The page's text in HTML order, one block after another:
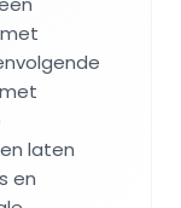
laten
en